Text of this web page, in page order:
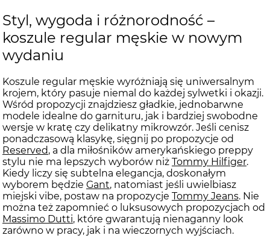
Styl, wygoda i różnorodność –
koszule regular męskie w nowym
wydaniu
Koszule regular męskie wyróżniają się uniwersalnym
krojem, który pasuje niemal do każdej sylwetki i okazji.
Wśród propozycji znajdziesz gładkie, jednobarwne
modele idealne do garnituru, jak i bardziej swobodne
wersje w kratę czy delikatny mikrowzór. Jeśli cenisz
ponadczasową klasykę, sięgnij po propozycje od
Reserved, a dla miłośników amerykańskiego preppy
stylu nie ma lepszych wyborów niż Tommy Hilfiger.
Kiedy liczy się subtelna elegancja, doskonałym
wyborem będzie Gant, natomiast jeśli uwielbiasz
miejski vibe, postaw na propozycje Tommy Jeans. Nie
można też zapomnieć o luksusowych propozycjach od
Massimo Dutti, które gwarantują nienaganny look
zarówno w pracy, jak i na wieczornych wyjściach.